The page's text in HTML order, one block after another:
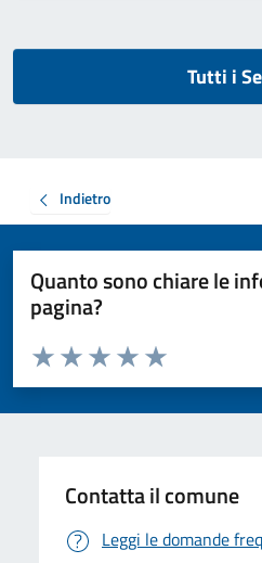
Tutti i
Indietro
Quanto sono chiare le
pagina?
Valuta da 1 a 5 stelle la pagina
Valuta 5 stelle
Valuta 4 stelle su 5
Valuta 3 stelle su 5
Valuta 2 stelle su 5
Valuta 1 stelle su 5
Contatta il comune
Leggi le domande